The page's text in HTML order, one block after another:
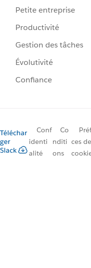
Petite entreprise
Productivité
Gestion des tâches
Évolutivité
Confiance
Téléchar
ger
Slack
Conf
identi
alité
Co
nditi
ons
ces de